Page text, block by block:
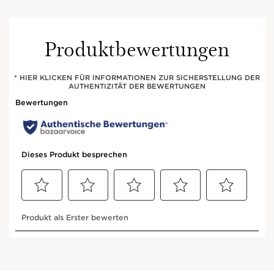
Produktbewertungen
* HIER KLICKEN FÜR INFORMATIONEN ZUR SICHERSTELLUNG DER
AUTHENTIZITÄT DER BEWERTUNGEN